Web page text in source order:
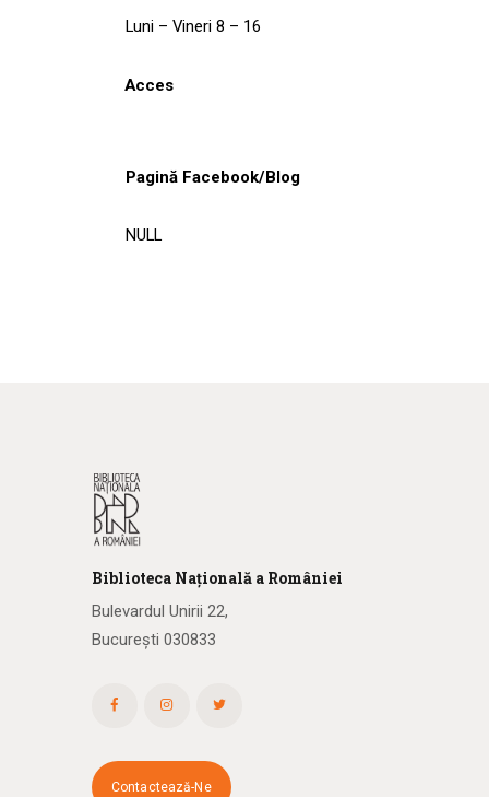
Luni – Vineri 8 – 16
Acces
Pagină Facebook/Blog
NULL
Biblioteca Națională a României
Bulevardul Unirii 22,
București 030833
Contactează-Ne